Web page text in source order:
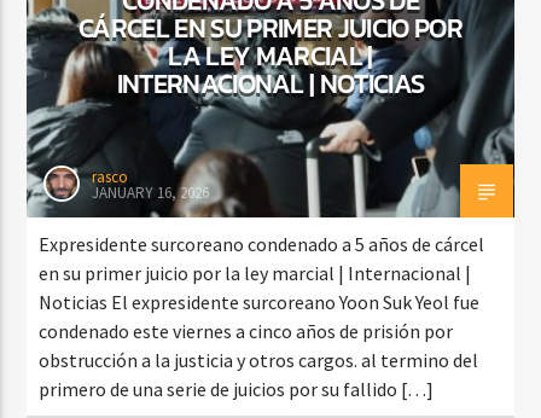
CÁRCEL EN SU PRIMER JUICIO POR
LA LEY MARCIAL |
INTERNACIONAL | NOTICIAS
rasco
JANUARY 16, 2026
Expresidente surcoreano condenado a 5 años de cárcel
en su primer juicio por la ley marcial | Internacional |
Noticias El expresidente surcoreano Yoon Suk Yeol fue
condenado este viernes a cinco años de prisión por
obstrucción a la justicia y otros cargos. al termino del
primero de una serie de juicios por su fallido […]